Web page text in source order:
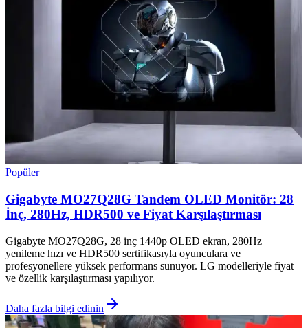
Popüler
Gigabyte MO27Q28G Tandem OLED Monitör: 28
İnç, 280Hz, HDR500 ve Fiyat Karşılaştırması
Gigabyte MO27Q28G, 28 inç 1440p OLED ekran, 280Hz
yenileme hızı ve HDR500 sertifikasıyla oyunculara ve
profesyonellere yüksek performans sunuyor. LG modelleriyle fiyat
ve özellik karşılaştırması yapılıyor.
Daha fazla bilgi edinin